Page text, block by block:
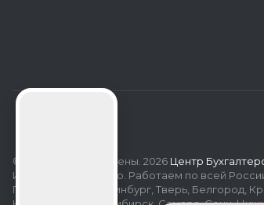
© Все права защищены. 2026 Центр
ИП и ООО недорого. Работаем по всей
Петербург, Екатеринбург, Тверь, Белгород,